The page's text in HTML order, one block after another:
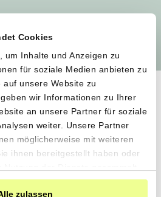
Cookies
um Inhalte und Anzeigen zu
für soziale Medien anbieten zu
unsere Website zu
wir Informationen zu Ihrer
an unsere Partner für soziale
weiter. Unsere Partner
möglicherweise mit weiteren
ihnen bereitgestellt haben oder
zulassen
schonend verarbeitet.
echter Geschmack.
direkt zu dir.
0% Zusatzstoffe.